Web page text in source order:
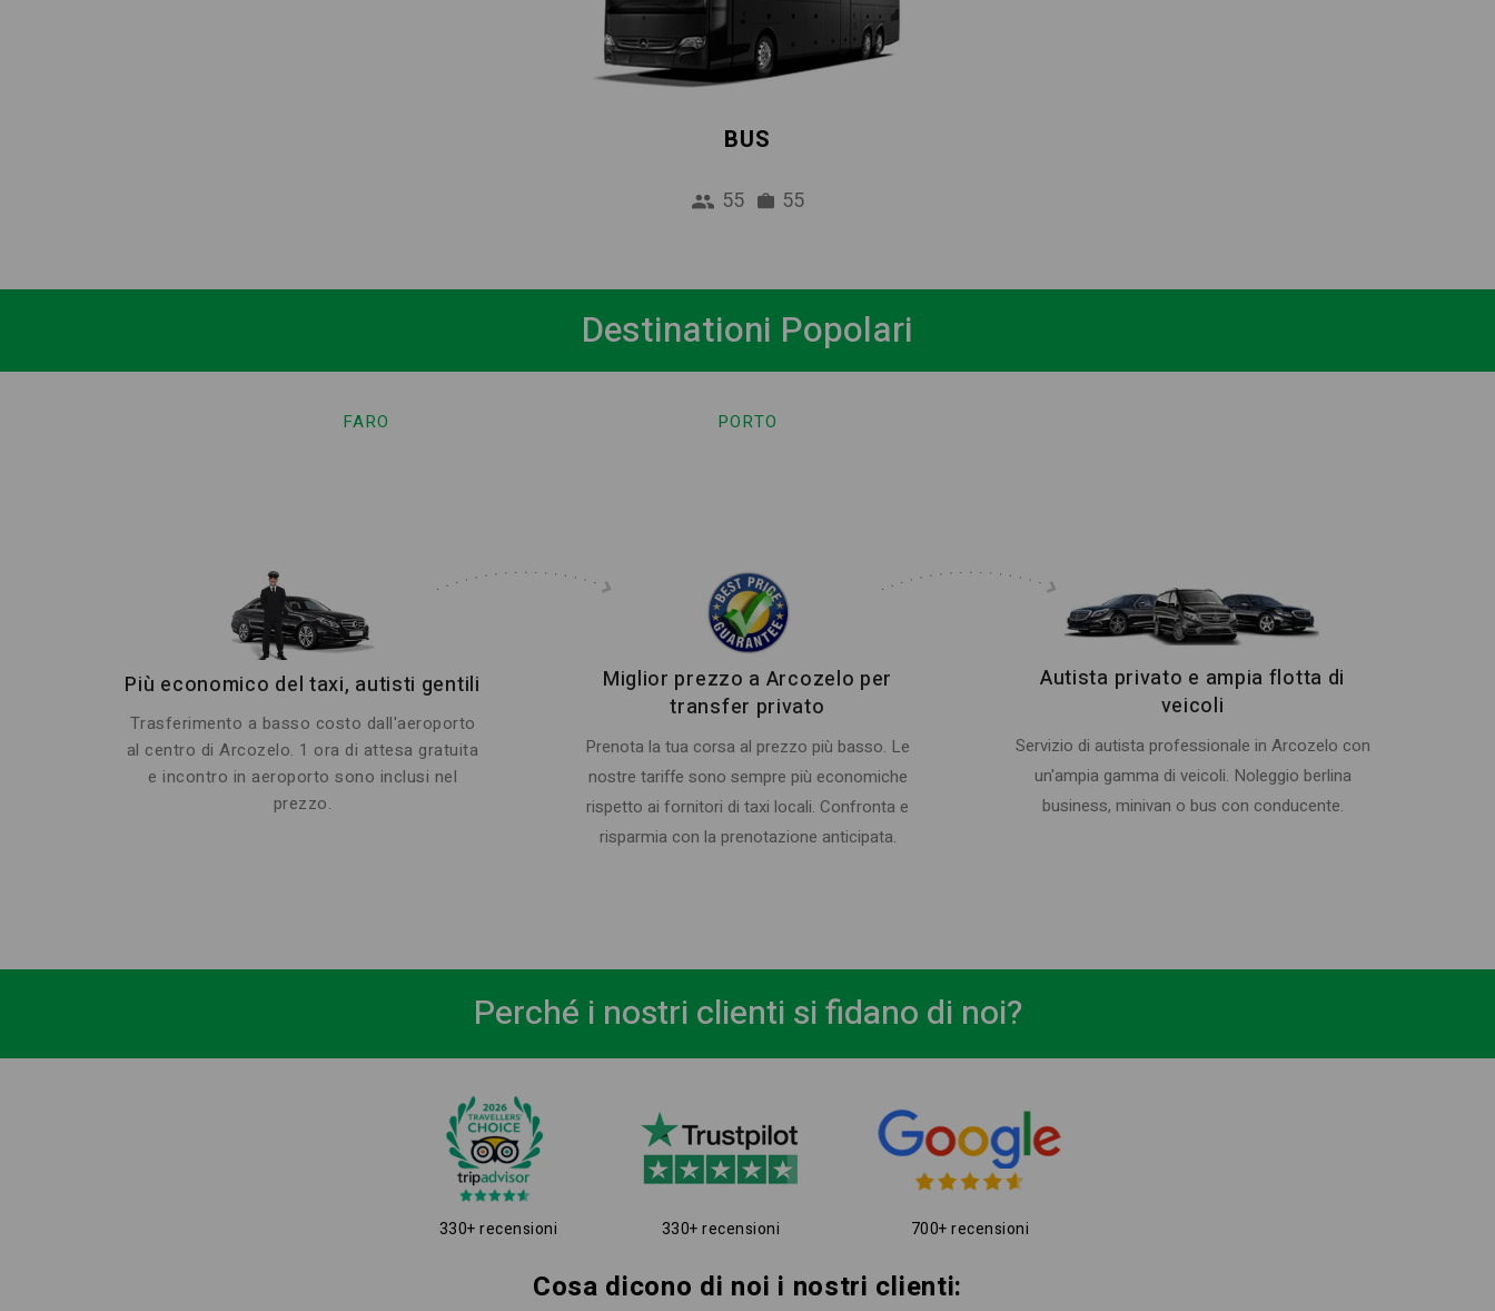
BUS
55 55
Destinationi Popolari
FARO PORTO
Più economico del taxi, autisti gentili
Trasferimento a basso costo dall'aeroporto
al centro di Arcozelo. 1 ora di attesa gratuita
e incontro in aeroporto sono inclusi nel
prezzo.
Miglior prezzo a Arcozelo per
transfer privato
Prenota la tua corsa al prezzo più basso. Le
nostre tariffe sono sempre più economiche
rispetto ai fornitori di taxi locali. Confronta e
risparmia con la prenotazione anticipata.
Autista privato e ampia flotta di
veicoli
Servizio di autista professionale in Arcozelo con
un'ampia gamma di veicoli. Noleggio berlina
business, minivan o bus con conducente.
Perché i nostri clienti si fidano di noi?
330+ recensioni 330+ recensioni 700+ recensioni
Cosa dicono di noi i nostri clienti: